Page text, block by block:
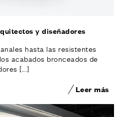
y diseñadores
hasta las resistentes
acabados bronceados de
[...]
Leer más